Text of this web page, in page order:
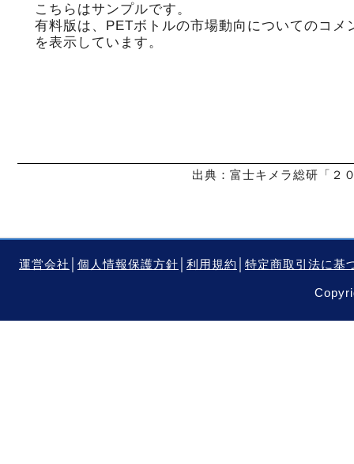
こちらはサンプルです。
有料版は、PETボトルの市場動向についてのコメ
を表示しています。
出典：富士キメラ総研「２
運営会社 個人情報保護方針 利用規約 特定商取引法に基